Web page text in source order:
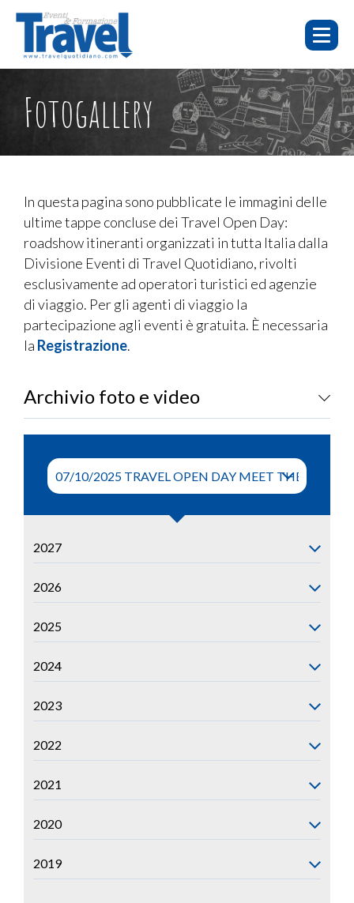
HOME
CHI SIAMO
WEBINAR
FAQ
EVENTI
SERVIZI
CONTATTI
PUBBLICITÀ
TORNA A TRAVELQUOTIDIANO
WEBINAR
E-
LEARNING
EVENTI
FOTO E
VIDEO
Fotogallery
In questa pagina sono pubblicate le immagini delle
ultime tappe concluse dei Travel Open Day:
roadshow itineranti organizzati in tutta Italia dalla
Divisione Eventi di Travel Quotidiano, rivolti
esclusivamente ad operatori turistici ed agenzie
di viaggio. Per gli agenti di viaggio la
partecipazione agli eventi è gratuita. È necessaria
la Registrazione.
Archivio foto e video
2027
2026
2025
2024
2023
2022
2021
2020
2019